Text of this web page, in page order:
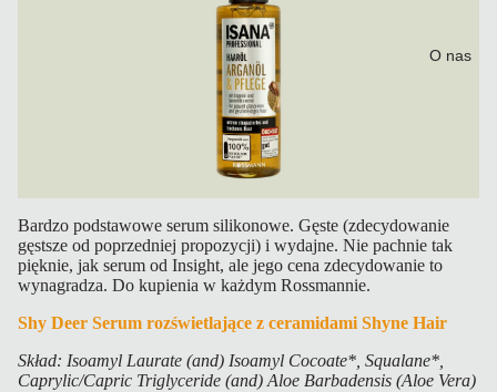
O nas
Bardzo podstawowe serum silikonowe. Gęste (zdecydowanie
gęstsze od poprzedniej propozycji) i wydajne. Nie pachnie tak
pięknie, jak serum od Insight, ale jego cena zdecydowanie to
wynagradza. Do kupienia w każdym Rossmannie.
Shy Deer Serum rozświetlające z ceramidami Shyne Hair
Skład: Isoamyl Laurate (and) Isoamyl Cocoate*, Squalane*,
Caprylic/Capric Triglyceride (and) Aloe Barbadensis (Aloe Vera)